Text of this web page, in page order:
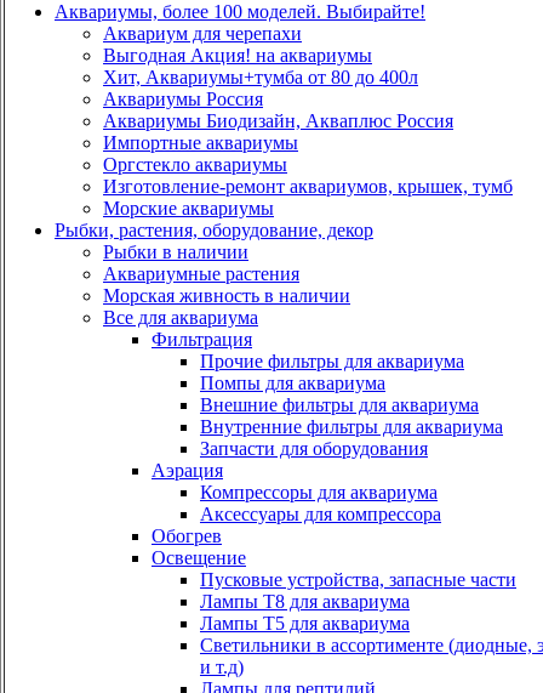
Аквариумы, более 100 моделей. Выбирайте!
Аквариум для черепахи
Выгодная Акция! на аквариумы
Хит, Аквариумы+тумба от 80 до 400л
Аквариумы Россия
Аквариумы Биодизайн, Акваплюс Россия
Импортные аквариумы
Оргстекло аквариумы
Изготовление-ремонт аквариумов, крышек, тумб
Морские аквариумы
Рыбки, растения, оборудование, декор
Рыбки в наличии
Аквариумные растения
Морская живность в наличии
Все для аквариума
Фильтрация
Прочие фильтры для аквариума
Помпы для аквариума
Внешние фильтры для аквариума
Внутренние фильтры для аквариума
Запчасти для оборудования
Аэрация
Компрессоры для аквариума
Аксессуары для компрессора
Обогрев
Освещение
Пусковые устройства, запасные части
Лампы Т8 для аквариума
Лампы Т5 для аквариума
Светильники в ассортименте (диодные,
и т.д)
Лампы для рептилий